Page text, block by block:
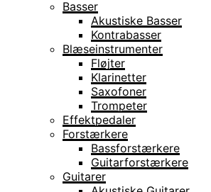
Basser
Akustiske Basser
Kontrabasser
Blæseinstrumenter
Fløjter
Klarinetter
Saxofoner
Trompeter
Effektpedaler
Forstærkere
Bassforstærkere
Guitarforstærkere
Guitarer